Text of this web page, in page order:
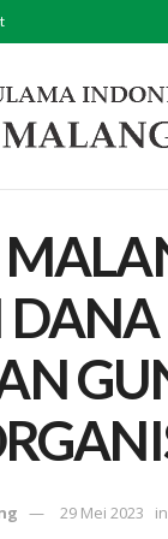
29 Mei 2023 in